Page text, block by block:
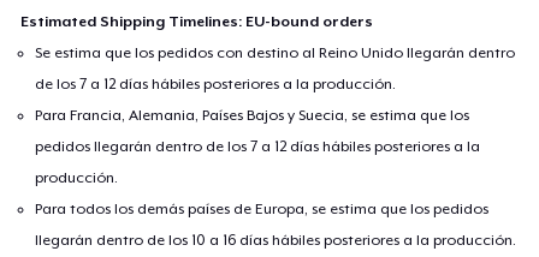
Estimated Shipping Timelines: EU-bound orders
Se estima que los pedidos con destino al Reino Unido llegarán dentro
de los 7 a 12 días hábiles posteriores a la producción.
Para Francia, Alemania, Países Bajos y Suecia, se estima que los
pedidos llegarán dentro de los 7 a 12 días hábiles posteriores a la
producción.
Para todos los demás países de Europa, se estima que los pedidos
llegarán dentro de los 10 a 16 días hábiles posteriores a la producción.